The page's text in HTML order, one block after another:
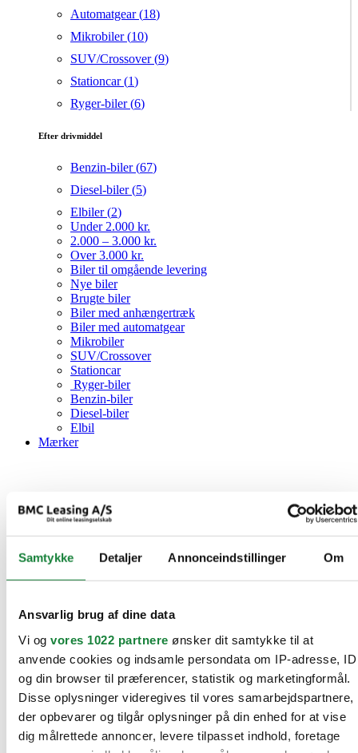
Samtykke Detaljer Annonceindstillinger Om
Ansvarlig brug af dine data
Vi og vores 1022 partnere ønsker dit samtykke til at
anvende cookies og indsamle persondata om IP-adresse, ID
og din browser til præferencer, statistik og marketingformål.
Disse oplysninger videregives til vores samarbejdspartnere,
der opbevarer og tilgår oplysninger på din enhed for at vise
dig målrettede annoncer, levere tilpasset indhold, foretage
Automatgear (18)
Mikrobiler (10)
SUV/Crossover (9)
Stationcar (1)
Ryger-biler (6)
Efter drivmiddel
Benzin-biler (67)
Diesel-biler (5)
Elbiler (2)
Under 2.000 kr.
2.000 – 3.000 kr.
Over 3.000 kr.
Biler til omgående levering
Nye biler
Brugte biler
Biler med anhængertræk
Biler med automatgear
Mikrobiler
SUV/Crossover
Stationcar
Ryger-biler
Benzin-biler
Diesel-biler
Elbil
Mærker